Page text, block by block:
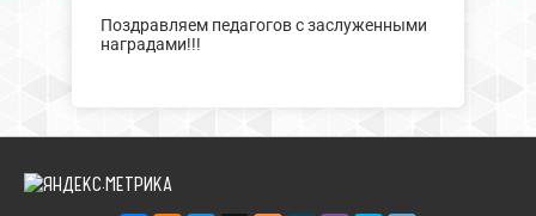
Поздравляем педагогов с заслуженными
наградами!!!